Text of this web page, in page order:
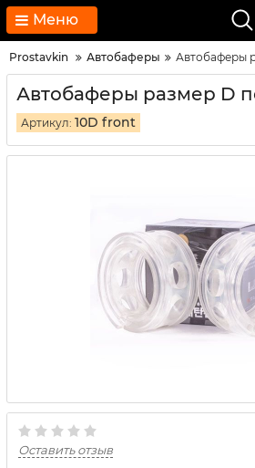
Меню
Prostavkin Автобаферы Автобаферы
Автобаферы размер D
Артикул: 10D front
Оставить отзыв